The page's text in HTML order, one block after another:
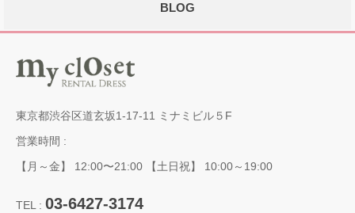
BLOG
東京都渋谷区道玄坂1-17-11 ミナミビル５F
営業時間 :
【月～金】 12:00〜21:00 【土日祝】 10:00～19:00
TEL : 03-6427-3174